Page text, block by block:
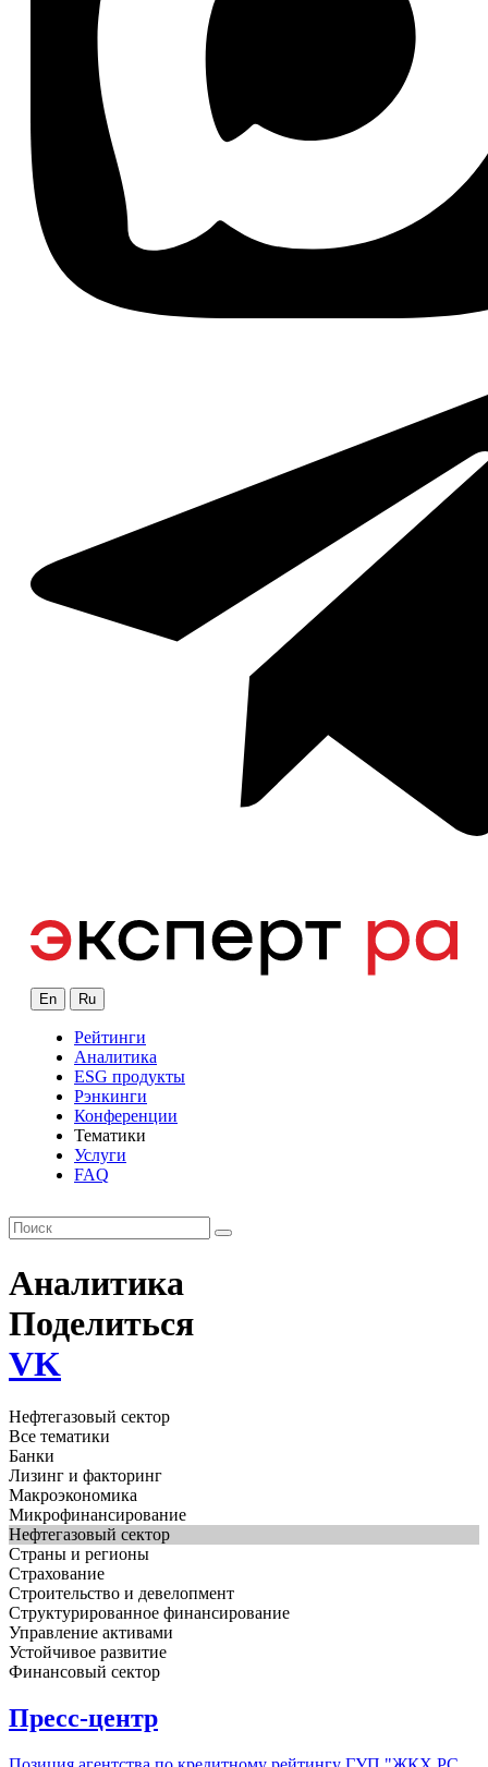
En Ru
Рейтинги
Аналитика
ESG продукты
Рэнкинги
Конференции
Тематики
Услуги
FAQ
Аналитика
Поделиться
VK
Нефтегазовый сектор
Все тематики
Банки
Лизинг и факторинг
Макроэкономика
Микрофинансирование
Нефтегазовый сектор
Страны и регионы
Страхование
Строительство и девелопмент
Структурированное финансирование
Управление активами
Устойчивое развитие
Финансовый сектор
Пресс-центр